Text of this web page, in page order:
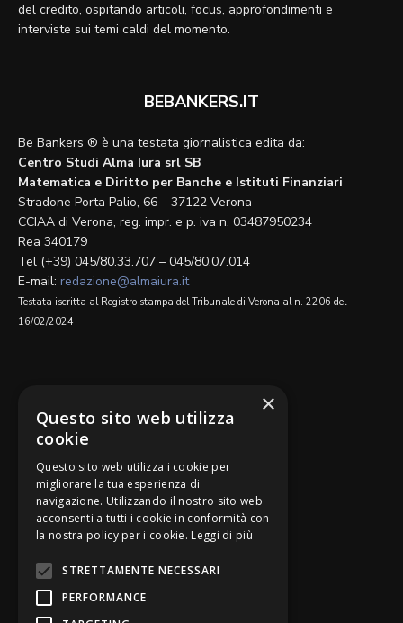
del credito, ospitando articoli, focus, approfondimenti e
interviste sui temi caldi del momento.
BEBANKERS.IT
Be Bankers ® è una testata giornalistica edita da:
Centro Studi Alma Iura srl SB
Matematica e Diritto per Banche e Istituti Finanziari
Stradone Porta Palio, 66 – 37122 Verona
CCIAA di Verona, reg. impr. e p. iva n. 03487950234
Rea 340179
Tel (+39) 045/80.33.707 – 045/80.07.014
E-mail: redazione@almaiura.it
Testata iscritta al Registro stampa del Tribunale di Verona al n. 2206 del
16/02/2024
Be Bankers è ideato da
×
Questo sito web utilizza
cookie
Questo sito web utilizza i cookie per
migliorare la tua esperienza di
navigazione. Utilizzando il nostro sito web
acconsenti a tutti i cookie in conformità con
la nostra policy per i cookie. Leggi di più
STRETTAMENTE NECESSARI
PERFORMANCE